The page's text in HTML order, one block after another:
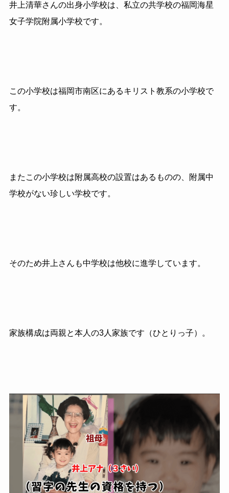
井上清華さんの出身小学校は、私立の共学校の福岡海星
女子学院附属小学校です。
この小学校は福岡市南区にあるキリスト教系の小学校で
す。
またこの小学校は附属高校の設置はあるものの、附属中
学校がない珍しい学校です。
そのため井上さんも中学校は他校に進学しています。
家族構成は両親と本人の3人家族です（ひとりっ子）。